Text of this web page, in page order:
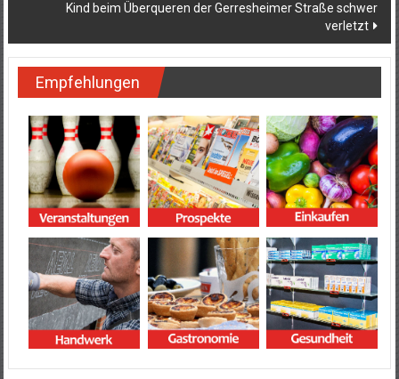
Kind beim Überqueren der Gerresheimer Straße schwer
verletzt
Empfehlungen